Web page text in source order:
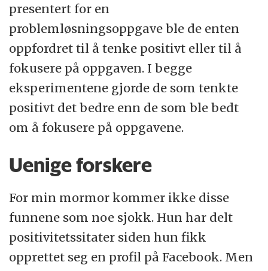
presentert for en
problemløsningsoppgave ble de enten
oppfordret til å tenke positivt eller til å
fokusere på oppgaven. I begge
eksperimentene gjorde de som tenkte
positivt det bedre enn de som ble bedt
om å fokusere på oppgavene.
Uenige forskere
For min mormor kommer ikke disse
funnene som noe sjokk. Hun har delt
positivitetssitater siden hun fikk
opprettet seg en profil på Facebook. Men